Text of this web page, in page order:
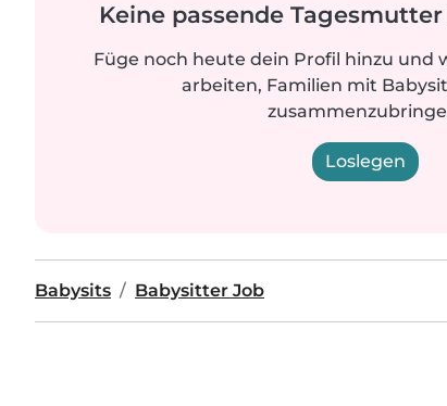
Keine passende
Füge noch heute dein Profil hinzu und
arbeiten, Familien mit
Loslegen
Babysits Babysitter Job